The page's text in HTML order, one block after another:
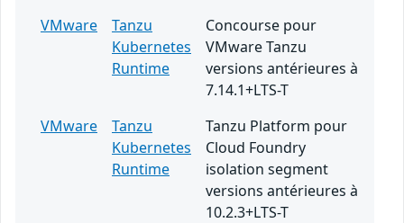
VMware
Tanzu
Kubernetes
Runtime
Concourse pour
VMware Tanzu
versions antérieures à
7.14.1+LTS-T
VMware
Tanzu
Kubernetes
Runtime
Tanzu Platform pour
Cloud Foundry
isolation segment
versions antérieures à
10.2.3+LTS-T